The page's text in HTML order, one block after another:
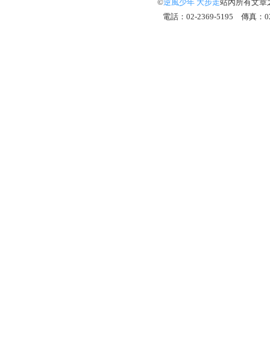
©逆風少年 大步走站內所有文章
電話：02-2369-5195 傳真：